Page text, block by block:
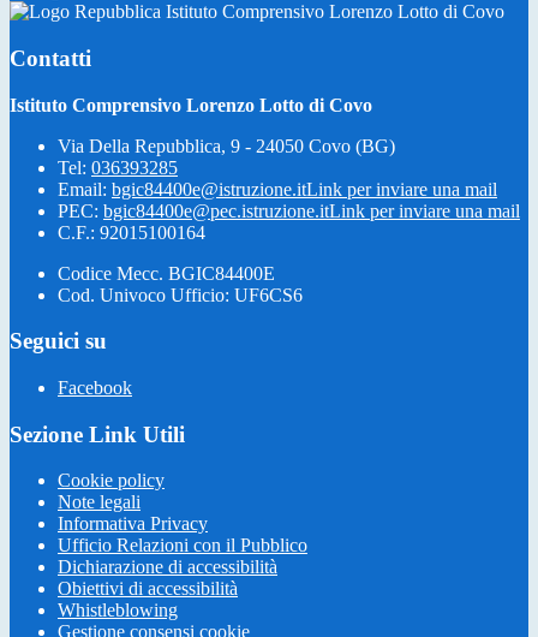
Istituto Comprensivo Lorenzo Lotto di Covo
Contatti
Istituto Comprensivo Lorenzo Lotto di Covo
Via Della Repubblica, 9 - 24050 Covo (BG)
Tel: 036393285
Email: bgic84400e@istruzione.itLink per inviare una mail
PEC: bgic84400e@pec.istruzione.itLink per inviare una mail
C.F.: 92015100164
Codice Mecc. BGIC84400E
Cod. Univoco Ufficio: UF6CS6
Seguici su
Facebook
Sezione Link Utili
Cookie policy
Note legali
Informativa Privacy
Ufficio Relazioni con il Pubblico
Dichiarazione di accessibilità
Obiettivi di accessibilità
Whistleblowing
Gestione consensi cookie